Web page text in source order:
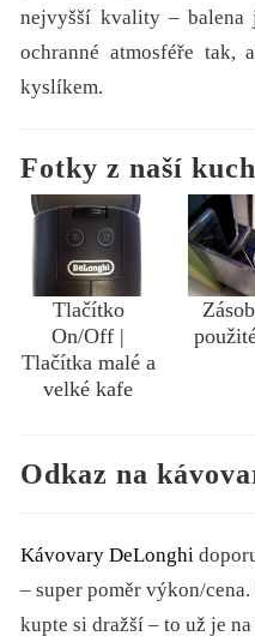
nejvyšší kvality –
ochranné atmosféře tak,
kyslíkem.
Fotky z naší
Tlačítko
On/Off |
Tlačítka malé a
velké kafe
Odkaz na
Kávovary DeLonghi
– super poměr výkon/
kupte si dražší – to už je na